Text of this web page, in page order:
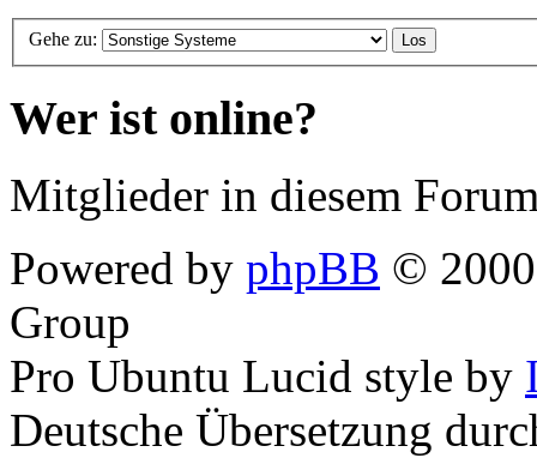
Gehe zu:
Wer ist online?
Mitglieder in diesem
Powered by phpBB ©
Group
Pro Ubuntu Lucid style by
Deutsche Übersetzung